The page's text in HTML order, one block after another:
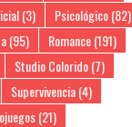
(3) Psicológico(82)
(95) Romance(191)
Studio Colorido(7)
Supervivencia(4)
(21)